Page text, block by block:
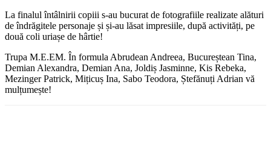
La finalul întâlnirii copiii s-au bucurat de fotografiile realizate alături
de îndrăgitele personaje și și-au lăsat impresiile, după activități, pe
două coli uriașe de hârtie!
Trupa M.E.EM. În formula Abrudean Andreea, Bucureștean Tina,
Demian Alexandra, Demian Ana, Joldiș Jasminne, Kis Rebeka,
Mezinger Patrick, Mițicuș Ina, Sabo Teodora, Ștefănuți Adrian vă
mulțumește!